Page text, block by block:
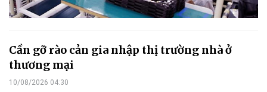
Cần gỡ rào cản gia nhập thị trường nhà ở
thương mại
10/08/2026 04:30